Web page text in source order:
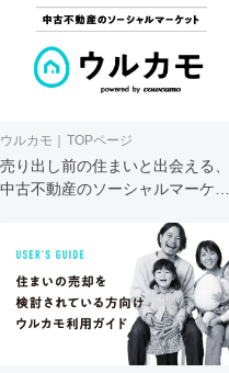
ウルカモ｜TOPページ
売り出し前の住まいと出会える、
中古不動産のソーシャルマーケッ